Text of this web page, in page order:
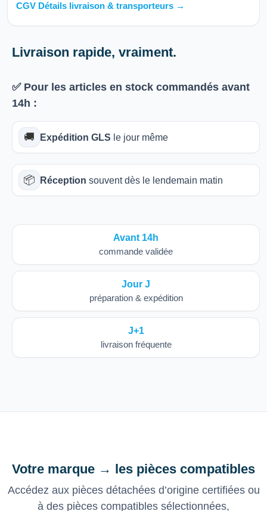
CGV Détails livraison & transporteurs →
Livraison rapide, vraiment.
✅ Pour les articles en stock commandés avant
14h :
🚚 Expédition GLS le jour même
📦 Réception souvent dès le lendemain matin
Avant 14h
commande validée
Jour J
préparation & expédition
J+1
livraison fréquente
Votre marque → les pièces compatibles
Accédez aux pièces détachées d’origine certifiées ou
à des pièces compatibles sélectionnées,